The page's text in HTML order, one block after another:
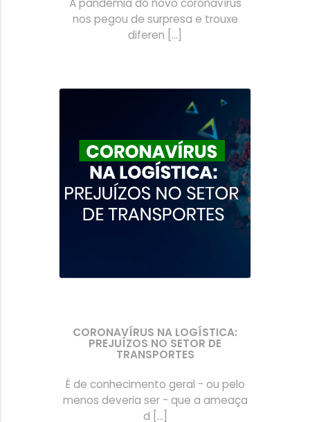
A pandemia do novo coronavírus
nos pegou de surpresa e trouxe
diferen [...]
CORONAVÍRUS NA LOGÍSTICA:
PREJUÍZOS NO SETOR DE
TRANSPORTES
É de conhecimento geral - ou pelo
menos deveria ser - que a ameaça
d [...]